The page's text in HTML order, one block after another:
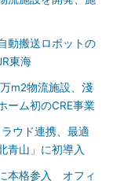
動搬送ロボットの
東海
m2物流施設、淺
ム初のCRE事業
ウド連携、最適
青山」に初導入
本格参入 オフィ